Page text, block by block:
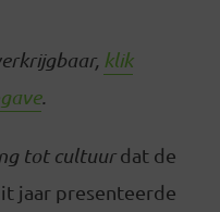
klik
.
tot cultuurdat de
jaar presenteerde